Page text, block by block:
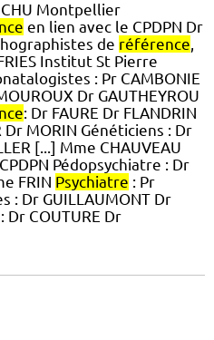
CHU Montpellier
en lien avec le CPDPN Dr
de référence,
Institut St Pierre
: Pr CAMBONIE
Dr GAUTHEYROU
: Dr FAURE Dr FLANDRIN
Dr MORIN Généticiens : Dr
[...] Mme CHAUVEAU
Pédopsychiatre : Dr
FRIN Psychiatre : Pr
: Dr GUILLAUMONT Dr
Dr COUTURE Dr